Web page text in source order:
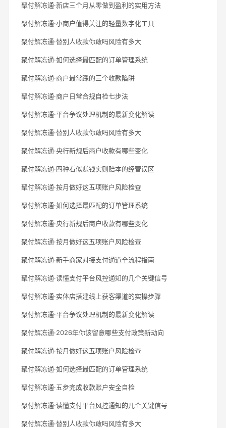
聚付解冻通·新店三个月从零做到盈利的实用方法
聚付解冻通·小商户值得关注的轻量数字化工具
聚付解冻通·替别人收款你敢吗风险有多大
聚付解冻通·如何选择最匹配的订单管理系统
聚付解冻通·商户最常踩的三个收款陷阱
聚付解冻通·商户日常合规自检七步法
聚付解冻通·平台争议处理机制的最新变化解读
聚付解冻通·替别人收款你敢吗风险有多大
聚付解冻通·央行新规后商户收款有哪些变化
聚付解冻通·四种看似赚钱实则赔本的经营误区
聚付解冻通·按月做好这五项账户风险检查
聚付解冻通·如何选择最匹配的订单管理系统
聚付解冻通·央行新规后商户收款有哪些变化
聚付解冻通·按月做好这五项账户风险检查
聚付解冻通·新手商家对接支付通道全流程指南
聚付解冻通·读懂支付平台风控通知的几个关键信号
聚付解冻通·实体店搭建线上获客渠道的实操步骤
聚付解冻通·平台争议处理机制的最新变化解读
聚付解冻通·2026年你该留意哪些支付政策新动向
聚付解冻通·按月做好这五项账户风险检查
聚付解冻通·如何选择最匹配的订单管理系统
聚付解冻通·五步完成收款账户安全自检
聚付解冻通·读懂支付平台风控通知的几个关键信号
聚付解冻通·替别人收款你敢吗风险有多大